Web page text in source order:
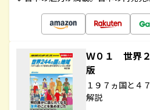
Ｗ０１ 世界
版
１９７ヵ国と４
解説